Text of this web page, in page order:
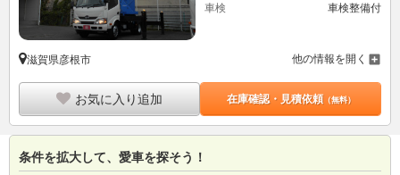
車検
車検整備付
滋賀県彦根市 他の情報を開く
お気に入り追加 在庫確認・見積依頼（無料）
条件を拡大して、愛車を探そう！